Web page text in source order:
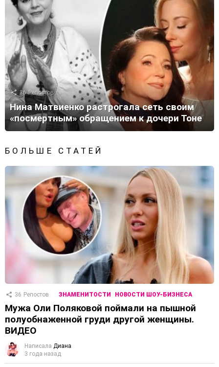
36 Репостов
Нина Матвиенко растрогала сеть своим
«посмертным» обращением к дочери Тоне
БОЛЬШЕ СТАТЕЙ
36 Репостов ЗНАМЕНИТОСТИ НОВОСТИ ШОУ-БИЗНЕСА
Мужа Оли Поляковой поймали на пышной
полуобнаженной груди другой женщины.
ВИДЕО
Написала Диана
3 года назад